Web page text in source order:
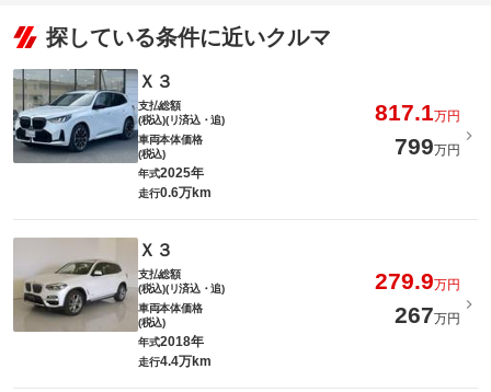
探している条件に近いクルマ
Ｘ３
支払総額
(税込)(リ済込・追)
817.1万円
車両本体価格
(税込)
799万円
年式2025年
走行0.6万km
Ｘ３
支払総額
(税込)(リ済込・追)
279.9万円
車両本体価格
(税込)
267万円
年式2018年
走行4.4万km